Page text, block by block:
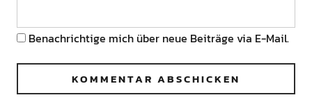
Benachrichtige mich über neue Beiträge via E-Mail.